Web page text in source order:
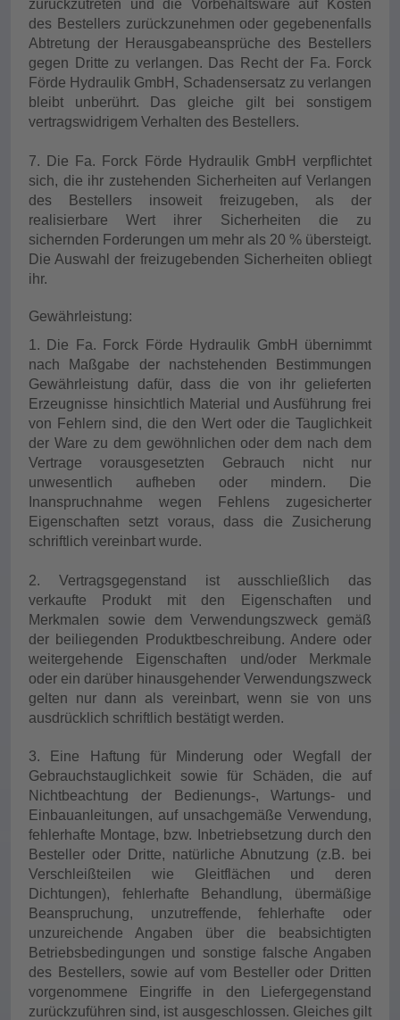
zurückzutreten und die Vorbehaltsware auf Kosten
des Bestellers zurückzunehmen oder gegebenenfalls
Abtretung der Herausgabeansprüche des Bestellers
gegen Dritte zu verlangen. Das Recht der Fa. Forck
Förde Hydraulik GmbH, Schadensersatz zu verlangen
bleibt unberührt. Das gleiche gilt bei sonstigem
vertragswidrigem Verhalten des Bestellers.
7. Die Fa. Forck Förde Hydraulik GmbH verpflichtet
sich, die ihr zustehenden Sicherheiten auf Verlangen
des Bestellers insoweit freizugeben, als der
realisierbare Wert ihrer Sicherheiten die zu
sichernden Forderungen um mehr als 20 % übersteigt.
Die Auswahl der freizugebenden Sicherheiten obliegt
ihr.
Gewährleistung:
1. Die Fa. Forck Förde Hydraulik GmbH übernimmt
nach Maßgabe der nachstehenden Bestimmungen
Gewährleistung dafür, dass die von ihr gelieferten
Erzeugnisse hinsichtlich Material und Ausführung frei
von Fehlern sind, die den Wert oder die Tauglichkeit
der Ware zu dem gewöhnlichen oder dem nach dem
Vertrage vorausgesetzten Gebrauch nicht nur
unwesentlich aufheben oder mindern. Die
Inanspruchnahme wegen Fehlens zugesicherter
Eigenschaften setzt voraus, dass die Zusicherung
schriftlich vereinbart wurde.
2. Vertragsgegenstand ist ausschließlich das
verkaufte Produkt mit den Eigenschaften und
Merkmalen sowie dem Verwendungszweck gemäß
der beiliegenden Produktbeschreibung. Andere oder
weitergehende Eigenschaften und/oder Merkmale
oder ein darüber hinausgehender Verwendungszweck
gelten nur dann als vereinbart, wenn sie von uns
ausdrücklich schriftlich bestätigt werden.
3. Eine Haftung für Minderung oder Wegfall der
Gebrauchstauglichkeit sowie für Schäden, die auf
Nichtbeachtung der Bedienungs-, Wartungs- und
Einbauanleitungen, auf unsachgemäße Verwendung,
fehlerhafte Montage, bzw. Inbetriebsetzung durch den
Besteller oder Dritte, natürliche Abnutzung (z.B. bei
Verschleißteilen wie Gleitflächen und deren
Dichtungen), fehlerhafte Behandlung, übermäßige
Beanspruchung, unzutreffende, fehlerhafte oder
unzureichende Angaben über die beabsichtigten
Betriebsbedingungen und sonstige falsche Angaben
des Bestellers, sowie auf vom Besteller oder Dritten
vorgenommene Eingriffe in den Liefergegenstand
zurückzuführen sind, ist ausgeschlossen. Gleiches gilt